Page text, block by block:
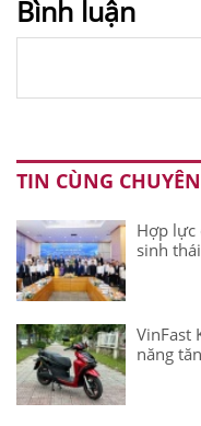
Bình luận
TIN CÙNG
Hợp lực
sinh
VinFast
năng